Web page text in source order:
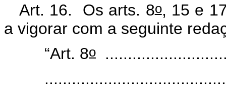
Art. 16. Os arts. 8o, 15 e
a vigorar com a seguinte
“Art. 8o